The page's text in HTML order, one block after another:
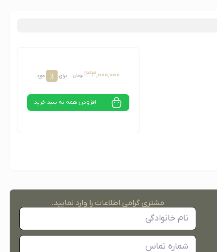
۱۳۳,۰۰۰,۰۰۰تومان برای 3 مورد
افزودن همه به سبد خرید
مشتری گرامی اطلاعات را وارد نمایید.